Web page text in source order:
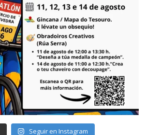
Seguir en Instagram